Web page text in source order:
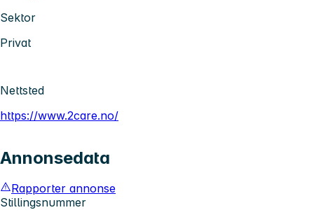
Sektor
Privat
Nettsted
https://www.2care.no/
Annonsedata
Rapporter annonse
Stillingsnummer